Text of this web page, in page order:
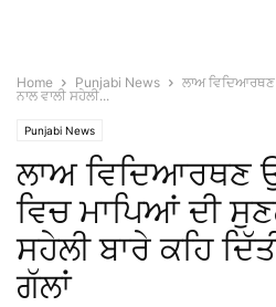
Home Punjabi News
ਲਾਅ
ਨਾਲ ਵਾਲੀ ਸਹੇਲੀ...
Punjabi News
ਲਾਅ ਵਿਦਿਆਰਥਣ
ਵਿਚ ਮਾਪਿਆਂ ਦੀ
ਸਹੇਲੀ ਬਾਰੇ ਕਹਿ
ਗੱਲਾਂ